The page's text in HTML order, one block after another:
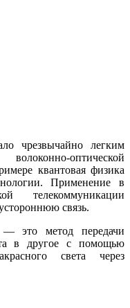
чрезвычайно легким
оптической
квантовая физика
Применение в
телекоммуникации
связь.
— это метод передачи
в другое с помощью
света через